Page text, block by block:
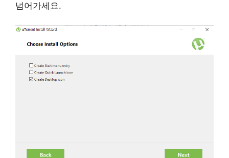
넘어가세요.